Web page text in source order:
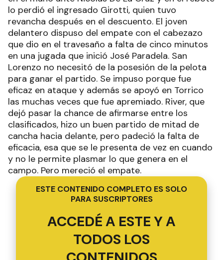
lo perdió el ingresado Girotti, quien tuvo
revancha después en el descuento. El joven
delantero dispuso del empate con el cabezazo
que dio en el travesaño a falta de cinco minutos
en una jugada que inició José Paradela. San
Lorenzo no necesitó de la posesión de la pelota
para ganar el partido. Se impuso porque fue
eficaz en ataque y además se apoyó en Torrico
las muchas veces que fue apremiado. River, que
dejó pasar la chance de afirmarse entre los
clasificados, hizo un buen partido de mitad de
cancha hacia delante, pero padeció la falta de
eficacia, esa que se le presenta de vez en cuando
y no le permite plasmar lo que genera en el
campo. Pero mereció el empate.
ESTE CONTENIDO COMPLETO ES SOLO
PARA SUSCRIPTORES
ACCEDÉ A ESTE Y A
TODOS LOS